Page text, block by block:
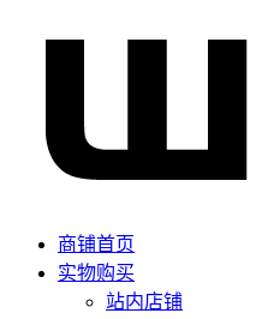
商铺首页
实物购买
站内店铺